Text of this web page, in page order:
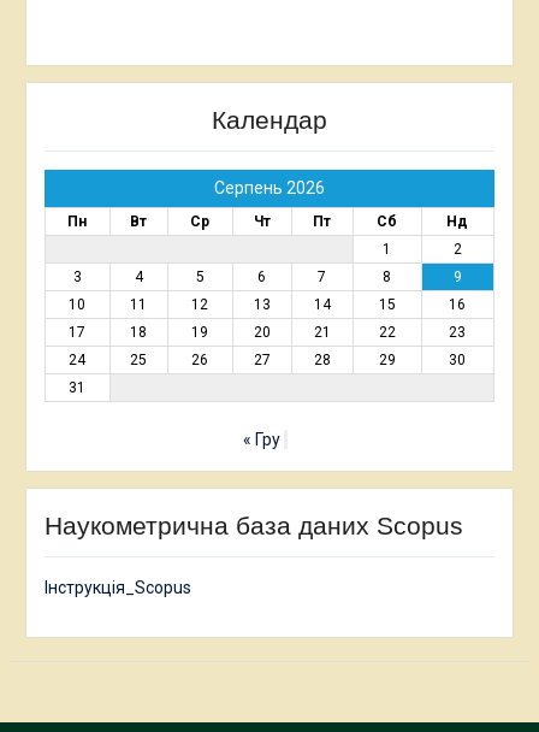
Календар
Серпень 2026
Пн Вт Ср Чт Пт Сб
Нд
1
2
3
4 5 6 7 8
9
10
11 12 13 14 15
16
17
18 19 20 21 22
23
24
25 26 27 28 29
30
31
« Гру
Наукометрична база даних Scopus
Інструкція_Scopus